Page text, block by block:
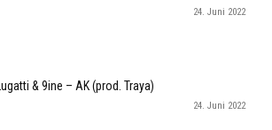
24. Juni 2022
Lugatti & 9ine – AK (prod. Traya)
24. Juni 2022